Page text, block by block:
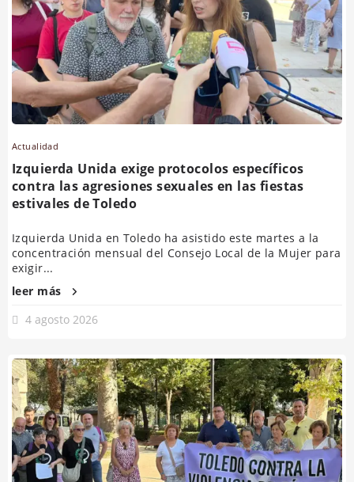
Actualidad
Izquierda Unida exige protocolos específicos
contra las agresiones sexuales en las fiestas
estivales de Toledo
Izquierda Unida en Toledo ha asistido este martes a la
concentración mensual del Consejo Local de la Mujer para
exigir...
leer más
4 agosto 2026